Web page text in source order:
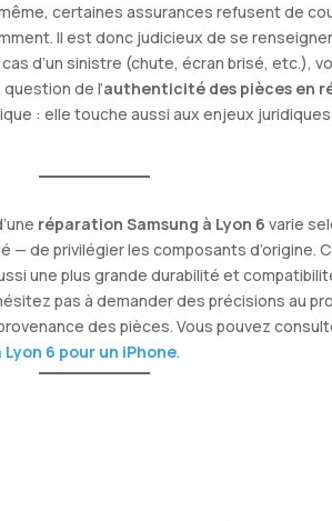
certaines assurances refusent de
Il est donc judicieux de se
d’un sinistre (chute, écran brisé, etc.),
de l’authenticité des pièces en
: elle touche aussi aux enjeux
réparation Samsung à Lyon 6 varie
de privilégier les composants d’origine.
une plus grande durabilité et
pas à demander des précisions au
des pièces. Vous pouvez
6 pour un iPhone.